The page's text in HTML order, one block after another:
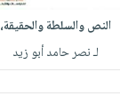
النص والسلطة والحقيقة،
لـ نصر حامد أبو زيد